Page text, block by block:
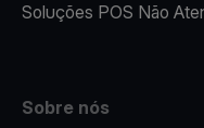
Soluções POS Não
Sobre nós